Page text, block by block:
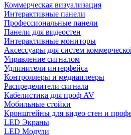
Коммерческая визуализация
Интерактивные панели
Профессиональные панели
Панели для видеостен
Интерактивные мониторы
Аксессуары для систем
Управление сигналом
Удлинители интерфейса
Контроллеры и медиаплееры
Распределители сигнала
Кабелистика для проф AV
Мобильные стойки
Кронштейны для видео стен и
LED Экраны
LED Модули